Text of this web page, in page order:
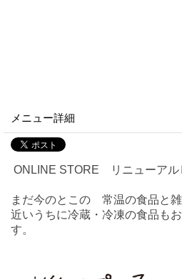
メニュー詳細
ONLINE STORE リニューアル
まだ今のとこの 常温の食品と雑
近いうちに冷蔵・冷凍の食品も
す。